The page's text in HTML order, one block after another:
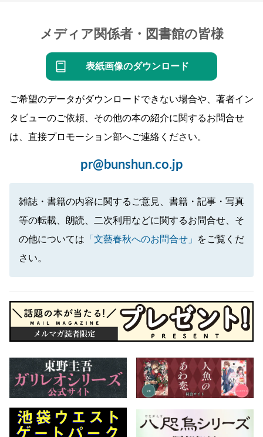
メディア関係者・図書館の皆様
表紙画像のダウンロード
ご希望のデータがダウンロードできない場合や、著者イン
タビューのご依頼、その他の本の紹介に関するお問合せ
は、直接プロモーション部へご連絡ください。
pr@bunshun.co.jp
雑誌・書籍の内容に関するご意見、書籍・記事・写真
等の転載、朗読、二次利用などに関するお問合せ、そ
の他については 「文藝春秋へのお問合せ」
をご覧くだ
さい。